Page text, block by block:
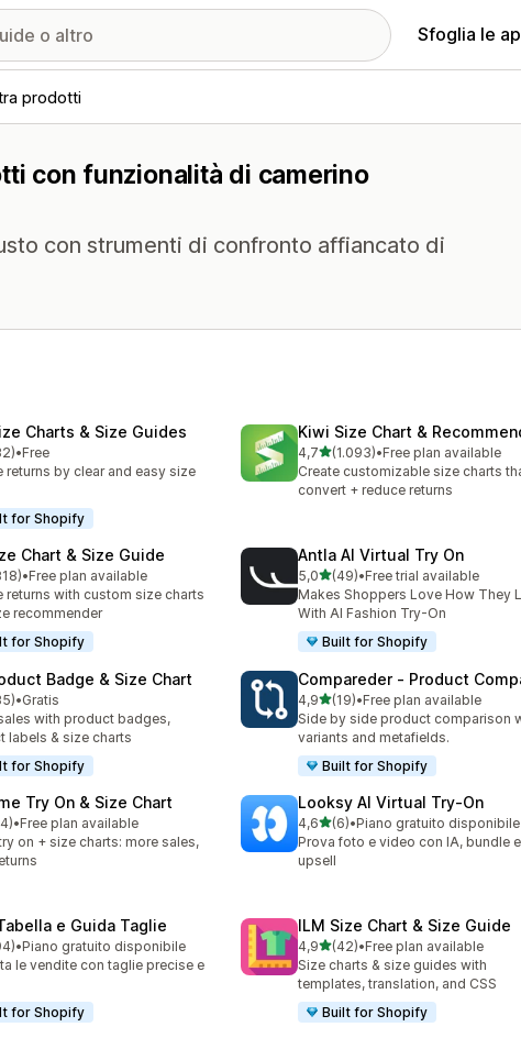
Sfoglia le
prodotti
con funzionalità di camerino
con strumenti di confronto affiancato di
Charts & Size Guides
su 5
totali
•Free
returns by clear and easy size
for Shopify
Kiwi Size Chart &
4,7stelle su 5
(1.093)
1093 recensioni totali
•Free plan available
Create customizable size charts
convert + reduce returns
Chart & Size Guide
su 5
totali
•Free plan available
returns with custom size charts
recommender
for Shopify
Antla AI Virtual Try On
5,0stelle su 5
(49)
49 recensioni totali
•Free trial available
Makes Shoppers Love How They
With AI Fashion Try-On
Built for Shopify
Badge & Size Chart
su 5
totali
•Gratis
with product badges,
labels & size charts
for Shopify
Compareder ‑ Product
4,9stelle su 5
(19)
19 recensioni totali
•Free plan available
Side by side product comparison
variants and metafields.
Built for Shopify
Try On & Size Chart
su 5
totali
•Free plan available
on + size charts: more sales,
Looksy AI Virtual Try‑On
4,6stelle su 5
(6)
6 recensioni totali
•Piano gratuito disponibile
Prova foto e video con IA, bundle e
upsell
e Guida Taglie
su 5
totali
•Piano gratuito disponibile
le vendite con taglie precise e
for Shopify
ILM Size Chart & Size Guide
4,9stelle su 5
(42)
42 recensioni totali
•Free plan available
Size charts & size guides with
templates, translation, and CSS
Built for Shopify